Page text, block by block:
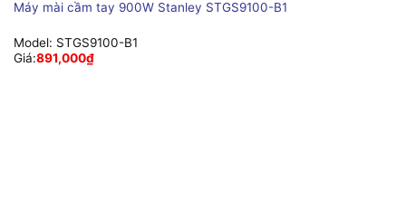
Máy mài cầm tay 900W Stanley STGS9100-B1
Model: STGS9100-B1
Giá:891,000₫